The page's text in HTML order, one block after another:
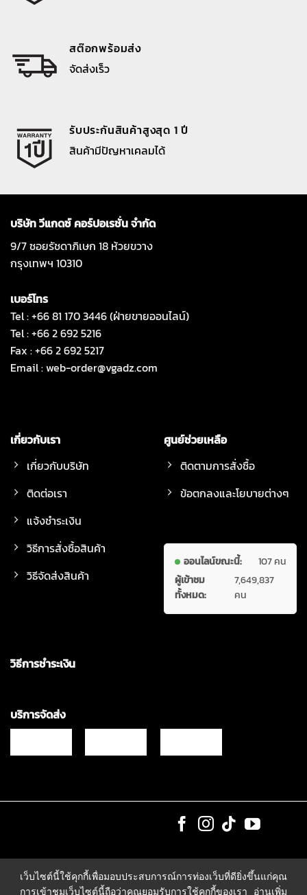
สต๊อกพร้อมส่ง
จัดส่งเร็ว
รับประกันสินค้าสูงสุด 1 ปี
สินค้ามีปัญหาเคลมได้
บริษัท วีแกดซ์ คอร์ปอเรชั่น จำกัด
9/7 ซอยรัชดาภิเษก 18 ห้วยขวาง
กรุงเทพฯ 10310
เบอร์โทร
Tel : +66 81 170 3446 (ฝ่ายขายออนไลน์)
Tel : +66 2 692 5216
Fax : +66 2 692 5217
Email :web-order@vgadz.com
เกี่ยวกับเรา
เกี่ยวกับบริษัท
ติดต่อเรา
แจ้งชำระเงิน
วิธีการสั่งซื้อสินค้า
วิธีจัดส่งสินค้า
ศูนย์ช่วยเหลือ
ติดตามการสั่งซื้อ
ข้อตกลงและโยบายต่างๆ
ออนไลน์ขณะนี้:
107 คน
ผู้เข้าชม
ทั้งหมด:
7,649,837
คน
วิธีการชำระเงิน
บริการจัดส่ง
เว็บไซต์นี้ใช้คุกกี้เพื่อมอบประสบการณ์การท่องเว็บที่ดียิ่งขึ้นแก่คุณ
การเข้าชมเว็บไซต์นี้ถือว่าคุณยอมรับการใช้คุกกี้ของเรา
อ่านเพิ่ม